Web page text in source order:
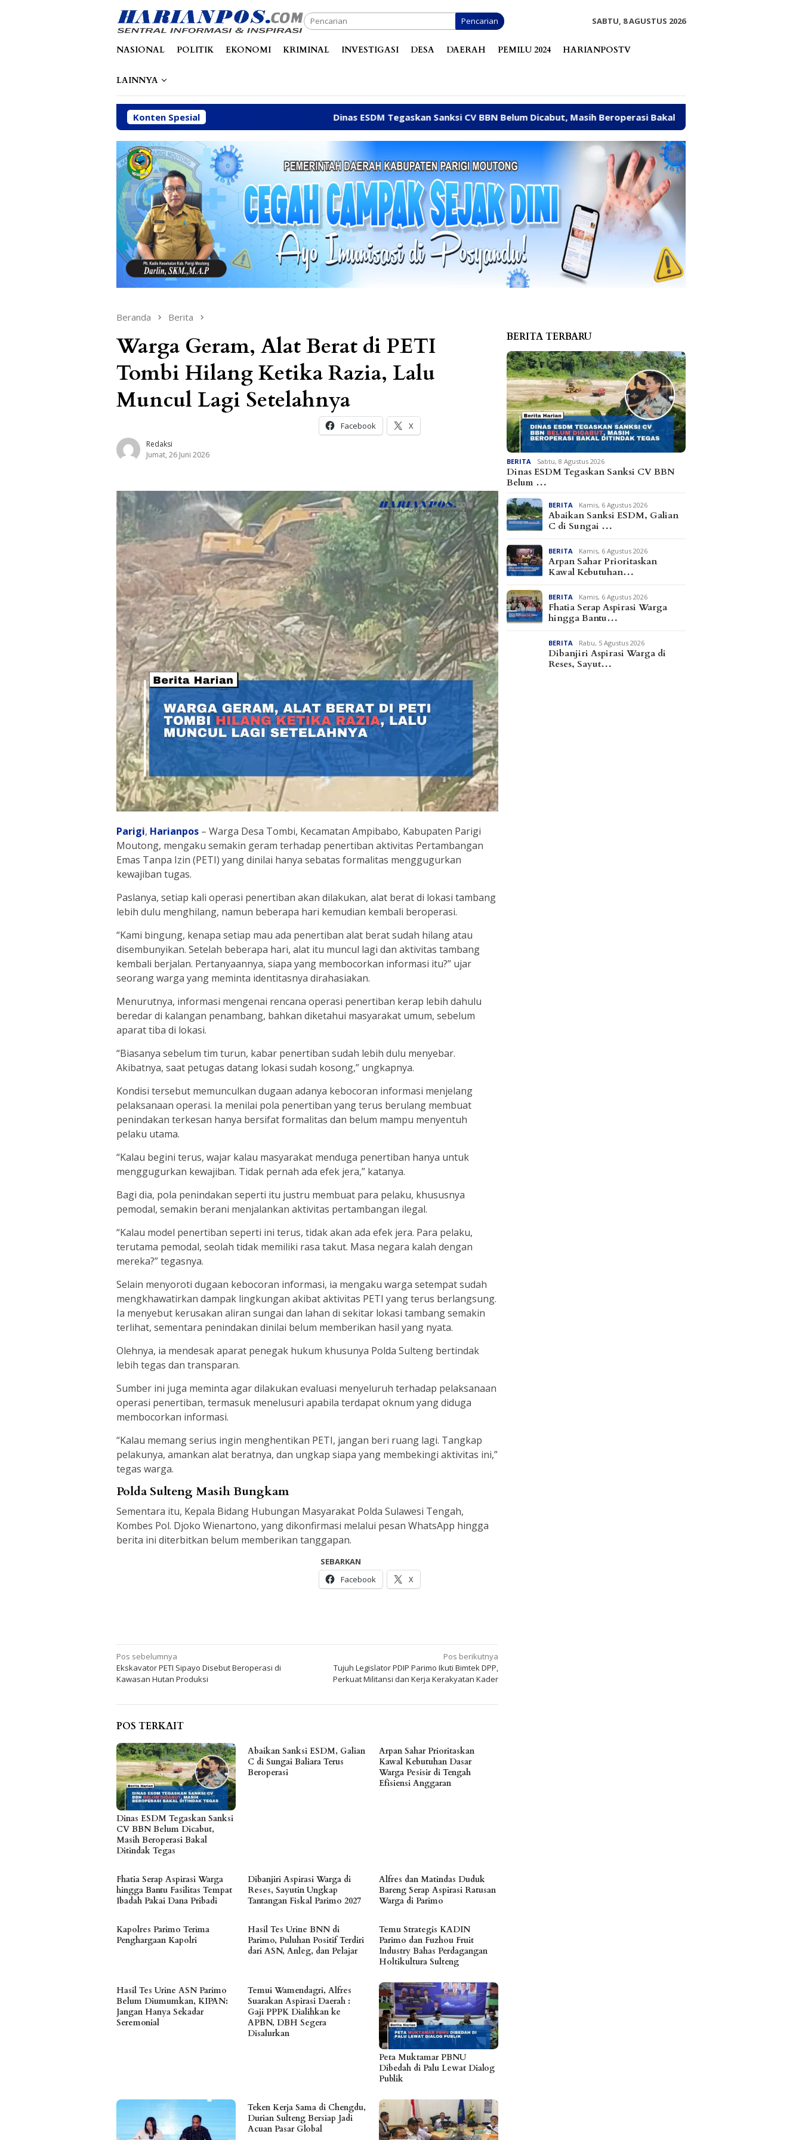
Pencarian SABTU, 8 AGUSTUS 2026
NASIONAL POLITIK EKONOMI KRIMINAL INVESTIGASI DESA DAERAH PEMILU 2024 HARIANPOSTV
LAINNYA
Konten Spesial Dinas ESDM Tegaskan Sanksi CV BBN Belum Dicabut, Masih Beroperasi Bakal Ditindak Tegas
Beranda Berita
Warga Geram, Alat Berat di PETI
Tombi Hilang Ketika Razia, Lalu
Muncul Lagi Setelahnya
Redaksi
Jumat, 26 Juni 2026
Facebook X
Parigi, Harianpos – Warga Desa Tombi, Kecamatan Ampibabo, Kabupaten Parigi
Moutong, mengaku semakin geram terhadap penertiban aktivitas Pertambangan
Emas Tanpa Izin (PETI) yang dinilai hanya sebatas formalitas menggugurkan
kewajiban tugas.
Paslanya, setiap kali operasi penertiban akan dilakukan, alat berat di lokasi tambang
lebih dulu menghilang, namun beberapa hari kemudian kembali beroperasi.
“Kami bingung, kenapa setiap mau ada penertiban alat berat sudah hilang atau
disembunyikan. Setelah beberapa hari, alat itu muncul lagi dan aktivitas tambang
kembali berjalan. Pertanyaannya, siapa yang membocorkan informasi itu?” ujar
seorang warga yang meminta identitasnya dirahasiakan.
Menurutnya, informasi mengenai rencana operasi penertiban kerap lebih dahulu
beredar di kalangan penambang, bahkan diketahui masyarakat umum, sebelum
aparat tiba di lokasi.
“Biasanya sebelum tim turun, kabar penertiban sudah lebih dulu menyebar.
Akibatnya, saat petugas datang lokasi sudah kosong,” ungkapnya.
Kondisi tersebut memunculkan dugaan adanya kebocoran informasi menjelang
pelaksanaan operasi. Ia menilai pola penertiban yang terus berulang membuat
penindakan terkesan hanya bersifat formalitas dan belum mampu menyentuh
pelaku utama.
“Kalau begini terus, wajar kalau masyarakat menduga penertiban hanya untuk
menggugurkan kewajiban. Tidak pernah ada efek jera,” katanya.
Bagi dia, pola penindakan seperti itu justru membuat para pelaku, khususnya
pemodal, semakin berani menjalankan aktivitas pertambangan ilegal.
“Kalau model penertiban seperti ini terus, tidak akan ada efek jera. Para pelaku,
terutama pemodal, seolah tidak memiliki rasa takut. Masa negara kalah dengan
mereka?” tegasnya.
Selain menyoroti dugaan kebocoran informasi, ia mengaku warga setempat sudah
mengkhawatirkan dampak lingkungan akibat aktivitas PETI yang terus berlangsung.
Ia menyebut kerusakan aliran sungai dan lahan di sekitar lokasi tambang semakin
terlihat, sementara penindakan dinilai belum memberikan hasil yang nyata.
Olehnya, ia mendesak aparat penegak hukum khusunya Polda Sulteng bertindak
lebih tegas dan transparan.
Sumber ini juga meminta agar dilakukan evaluasi menyeluruh terhadap pelaksanaan
operasi penertiban, termasuk menelusuri apabila terdapat oknum yang diduga
membocorkan informasi.
“Kalau memang serius ingin menghentikan PETI, jangan beri ruang lagi. Tangkap
pelakunya, amankan alat beratnya, dan ungkap siapa yang membekingi aktivitas ini,”
tegas warga.
Polda Sulteng Masih Bungkam
Sementara itu, Kepala Bidang Hubungan Masyarakat Polda Sulawesi Tengah,
Kombes Pol. Djoko Wienartono, yang dikonfirmasi melalui pesan WhatsApp hingga
berita ini diterbitkan belum memberikan tanggapan.
SEBARKAN
Facebook
X
Navigasi
pos
Pos sebelumnya
Ekskavator PETI Sipayo Disebut Beroperasi di
Kawasan Hutan Produksi
Pos berikutnya
Tujuh Legislator PDIP Parimo Ikuti Bimtek DPP,
Perkuat Militansi dan Kerja Kerakyatan Kader
POS TERKAIT
Dinas ESDM Tegaskan Sanksi
CV BBN Belum Dicabut,
Masih Beroperasi Bakal
Ditindak Tegas
Abaikan Sanksi ESDM, Galian
C di Sungai Baliara Terus
Beroperasi
Arpan Sahar Prioritaskan
Kawal Kebutuhan Dasar
Warga Pesisir di Tengah
Efisiensi Anggaran
Fhatia Serap Aspirasi Warga
hingga Bantu Fasilitas Tempat
Ibadah Pakai Dana Pribadi
Dibanjiri Aspirasi Warga di
Reses, Sayutin Ungkap
Tantangan Fiskal Parimo 2027
Alfres dan Matindas Duduk
Bareng Serap Aspirasi Ratusan
Warga di Parimo
Kapolres Parimo Terima
Penghargaan Kapolri
Hasil Tes Urine BNN di
Parimo, Puluhan Positif Terdiri
dari ASN, Anleg, dan Pelajar
Temu Strategis KADIN
Parimo dan Fuzhou Fruit
Industry Bahas Perdagangan
Holtikultura Sulteng
Hasil Tes Urine ASN Parimo
Belum Diumumkan, KIPAN:
Jangan Hanya Sekadar
Seremonial
Temui Wamendagri, Alfres
Suarakan Aspirasi Daerah :
Gaji PPPK Dialihkan ke
APBN, DBH Segera
Disalurkan
Peta Muktamar PBNU
Dibedah di Palu Lewat Dialog
Publik
Teken Kerja Sama di Chengdu,
Durian Sulteng Bersiap Jadi
Acuan Pasar Global
BERITA TERBARU
BERITA Sabtu, 8 Agustus 2026
Dinas ESDM Tegaskan Sanksi CV BBN
Belum …
BERITA Kamis, 6 Agustus 2026
Abaikan Sanksi ESDM, Galian
C di Sungai …
BERITA Kamis, 6 Agustus 2026
Arpan Sahar Prioritaskan
Kawal Kebutuhan…
BERITA Kamis, 6 Agustus 2026
Fhatia Serap Aspirasi Warga
hingga Bantu…
BERITA Rabu, 5 Agustus 2026
Dibanjiri Aspirasi Warga di
Reses, Sayut…